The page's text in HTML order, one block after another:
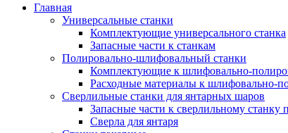
Главная
Универсальные станки
Комплектующие универсального станка
Запасные части к станкам
Полировально-шлифовальный станки
Комплектующие к шлифовально-
Расходные материалы к шлифовально-
Сверлильные станки для янтарных шаров
Запасные части к сверлильному станку
Сверла для янтаря